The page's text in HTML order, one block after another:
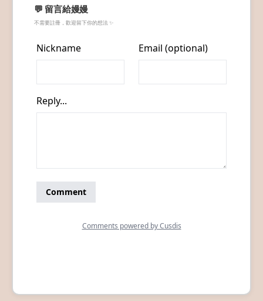
💬 留言給嫚嫚
不需要註冊，歡迎留下你的想法 ✨